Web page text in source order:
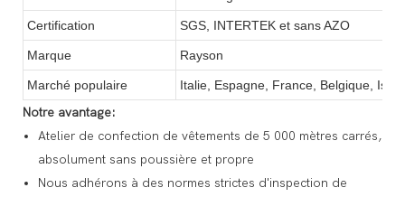
Certification SGS, INTERTEK et sans AZO
Marque Rayson
Marché populaire Italie, Espagne, France, Belgique,
Notre avantage:
Atelier de confection de vêtements de 5 000 mètres carrés,
absolument sans poussière et propre
Nous adhérons à des normes strictes d'inspection de